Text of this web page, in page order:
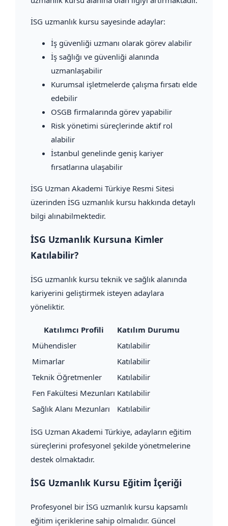
İSG uzmanlık kursu sayesinde adaylar:
İş güvenliği uzmanı olarak görev alabilir
İş sağlığı ve güvenliği alanında
uzmanlaşabilir
Kurumsal işletmelerde çalışma fırsatı elde
edebilir
OSGB firmalarında görev yapabilir
Risk yönetimi süreçlerinde aktif rol
alabilir
İstanbul genelinde geniş kariyer
fırsatlarına ulaşabilir
İSG Uzman Akademi Türkiye Resmi Sitesi
üzerinden İSG uzmanlık kursu hakkında detaylı
bilgi alınabilmektedir.
İSG Uzmanlık Kursuna Kimler
Katılabilir?
İSG uzmanlık kursu teknik ve sağlık alanında
kariyerini geliştirmek isteyen adaylara
yöneliktir.
Katılımcı Profili
Katılım Durumu
Mühendisler
Katılabilir
Mimarlar
Katılabilir
Teknik Öğretmenler
Katılabilir
Fen Fakültesi Mezunları Katılabilir
Sağlık Alanı Mezunları
Katılabilir
İSG Uzman Akademi Türkiye, adayların eğitim
süreçlerini profesyonel şekilde yönetmelerine
destek olmaktadır.
İSG Uzmanlık Kursu Eğitim İçeriği
Profesyonel bir İSG uzmanlık kursu kapsamlı
eğitim içeriklerine sahip olmalıdır. Güncel